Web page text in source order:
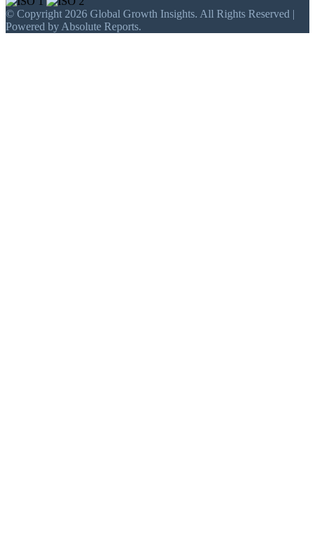
© Copyright 2026 Global Growth Insights. All Rights Reserved |
Powered by Absolute Reports.